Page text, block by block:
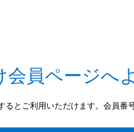
会員ページへ
るとご利用いただけます。会員番